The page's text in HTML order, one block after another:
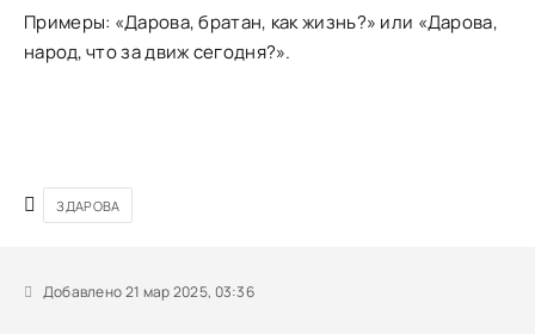
Примеры: «Дарова, братан, как жизнь?» или «Дарова,
народ, что за движ сегодня?».
ЗДАРОВА
Добавлено 21 мар 2025, 03:36